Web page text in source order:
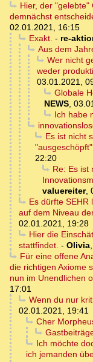
Hier, der "gelebte"
demnächst
02.01.2021, 16:15
Exakt. - re-
Aus dem
Wer nicht
weder
03.01.2021,
Globale
NEWS,
Ich habe
Es ist nicht
22:20
Re: Es ist
valuereiter,
Es dürfte SEHR
auf dem Niveau
02.01.2021, 19:28
Hier die
stattfindet. - Olivia,
Für eine offene
die richtigen Axiome
nun im Unendlichen
17:01
Wenn du nur
02.01.2021, 19:41
Cher
Ich möchte
ich jemanden